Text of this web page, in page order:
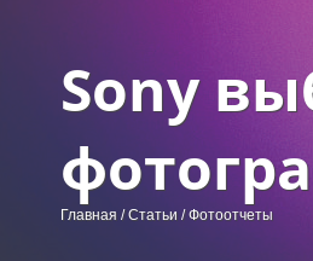
Sony
Главная /Статьи / Фотоотчеты